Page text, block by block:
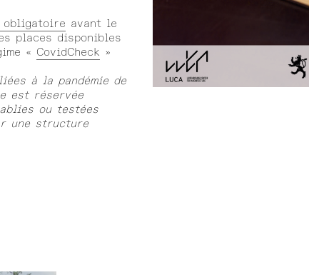
avant le
places disponibles
« CovidCheck »
à la pandémie de
est réservée
ou testées
une structure